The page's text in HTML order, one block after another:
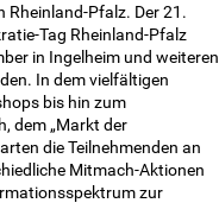
Rheinland-Pfalz. Der 21.
Tag Rheinland-Pfalz
in Ingelheim und weiteren
In dem vielfältigen
bis hin zum
dem „Markt der
die Teilnehmenden an
Mitmach-Aktionen
zur